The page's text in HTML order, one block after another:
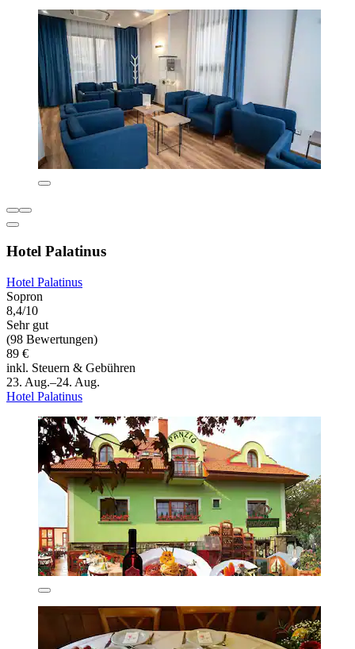
Hotel Palatinus
Hotel Palatinus
Sopron
8,4/10
Sehr gut
(98 Bewertungen)
89 €
inkl. Steuern & Gebühren
23. Aug.–24. Aug.
Hotel Palatinus